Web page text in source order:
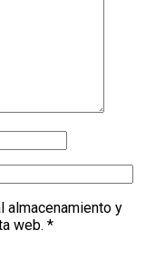
almacenamiento y
web. *